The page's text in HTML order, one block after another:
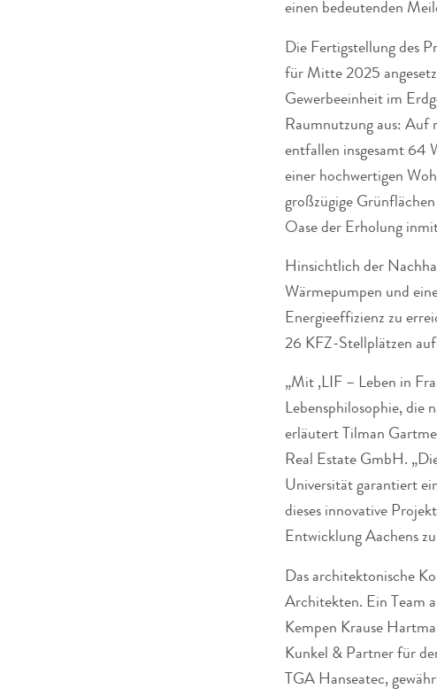
einen bedeutenden
Die Fertigstellung des
für Mitte 2025
Gewerbeeinheit im
Raumnutzung aus: Auf
entfallen insgesamt 64
einer hochwertigen
großzügige
Oase der Erholung
Hinsichtlich der
Wärmepumpen und
Energieeffizienz zu
26 KFZ-Stellplätzen
„Mit ‚LIF – Leben in
Lebensphilosophie, die
erläutert Tilman
Real Estate GmbH.
Universität garantiert
dieses innovative
Entwicklung Aachens
Das architektonische
Architekten. Ein Team
Kempen Krause
Kunkel & Partner für
TGA Hanseatec,